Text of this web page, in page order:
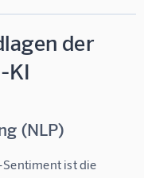
der
KI
(NLP)
Sentiment ist die